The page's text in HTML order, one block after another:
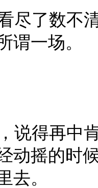
尽了数不
谓一场。
说得再中
动摇的时
去。